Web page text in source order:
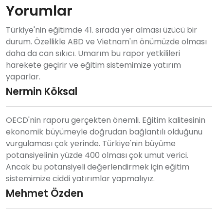
Yorumlar
Türkiye'nin eğitimde 41. sırada yer alması üzücü bir
durum. Özellikle ABD ve Vietnam'ın önümüzde olması
daha da can sıkıcı. Umarım bu rapor yetkilileri
harekete geçirir ve eğitim sistemimize yatırım
yaparlar.
Nermin Köksal
OECD'nin raporu gerçekten önemli. Eğitim kalitesinin
ekonomik büyümeyle doğrudan bağlantılı olduğunu
vurgulaması çok yerinde. Türkiye'nin büyüme
potansiyelinin yüzde 400 olması çok umut verici.
Ancak bu potansiyeli değerlendirmek için eğitim
sistemimize ciddi yatırımlar yapmalıyız.
Mehmet Özden